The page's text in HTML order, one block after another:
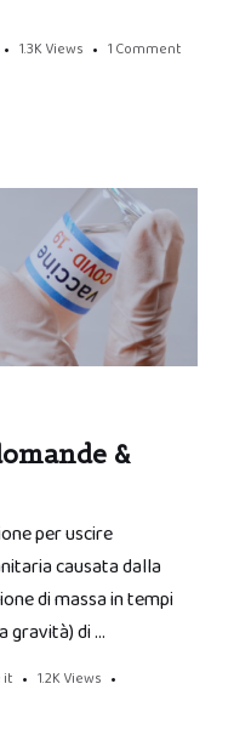
1.3K Views 1 Comment
&
per uscire
causata dalla
di massa in tempi
gravità) di …
it 1.2K Views